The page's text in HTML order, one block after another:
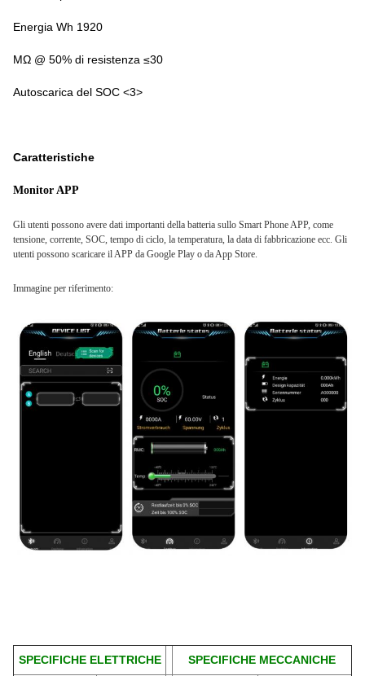
Energia Wh 1920
MΩ @ 50% di resistenza ≤30
Autoscarica del SOC <3>
Caratteristiche
Monitor APP
Gli utenti possono avere dati importanti della batteria sullo Smart Phone APP, come
tensione, corrente, SOC, tempo di ciclo, la temperatura, la data di fabbricazione ecc. Gli
utenti possono scaricare il APP da Google Play o da App Store.
Immagine per riferimento:
SPECIFICHE ELETTRICHE
SPECIFICHE MECCANICHE